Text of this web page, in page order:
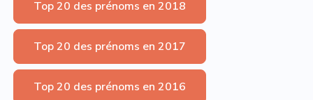
Top 20 des prénoms en 2018
Top 20 des prénoms en 2017
Top 20 des prénoms en 2016